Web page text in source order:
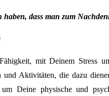
haben, dass man zum
mit Deinem Stress
und Aktivitäten, die dazu
um Deine physische und